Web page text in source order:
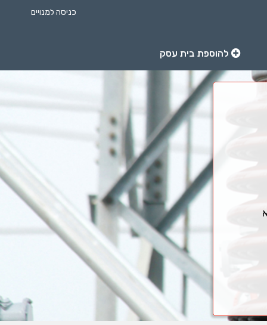
כניסה למנויים
להוספת בית עסק